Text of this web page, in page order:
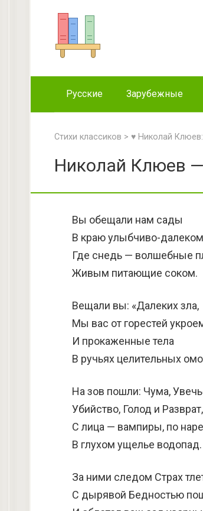
Русские Зарубежные
Стихи классиков > ♥ Николай
Николай Клюев
Вы обещали нам сады
В краю улыбчиво-
Где снедь — волшебные
Живым питающие соком.
Вещали вы: «Далеких зла,
Мы вас от горестей
И прокаженные тела
В ручьях целительных
На зов пошли: Чума,
Убийство, Голод и Разврат,
С лица — вампиры, по
В глухом ущелье водопад.
За ними следом Страх
С дырявой Бедностью